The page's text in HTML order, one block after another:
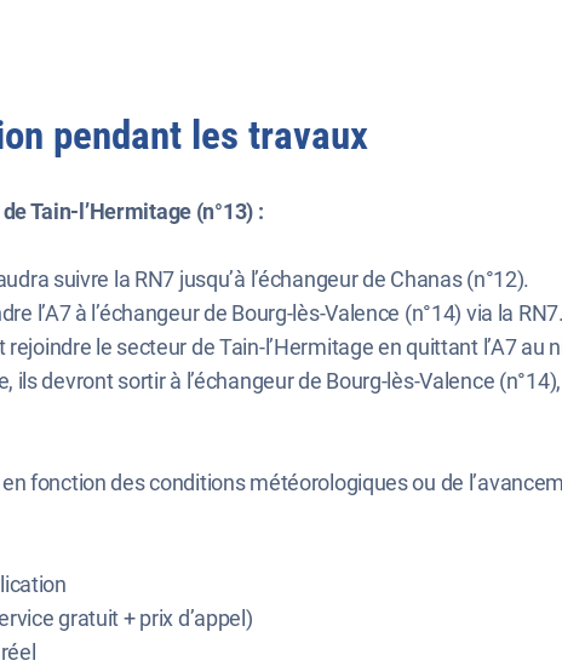
pendant les travaux
Tain-l’Hermitage (n°13) :
suivre la RN7 jusqu’à l’échangeur de Chanas (n°12).
l’A7 à l’échangeur de Bourg-lès-Valence (n°14) via la RN7.
le secteur de Tain-l’Hermitage en quittant l’A7 au
ils devront sortir à l’échangeur de Bourg-lès-Valence
fonction des conditions météorologiques ou de
gratuit + prix d’appel)